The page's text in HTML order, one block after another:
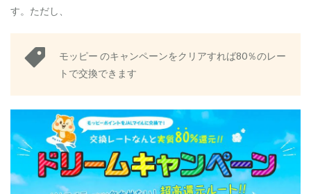
す。ただし、
モッピー のキャンペーンをクリアすれば80％のレー
トで交換できます